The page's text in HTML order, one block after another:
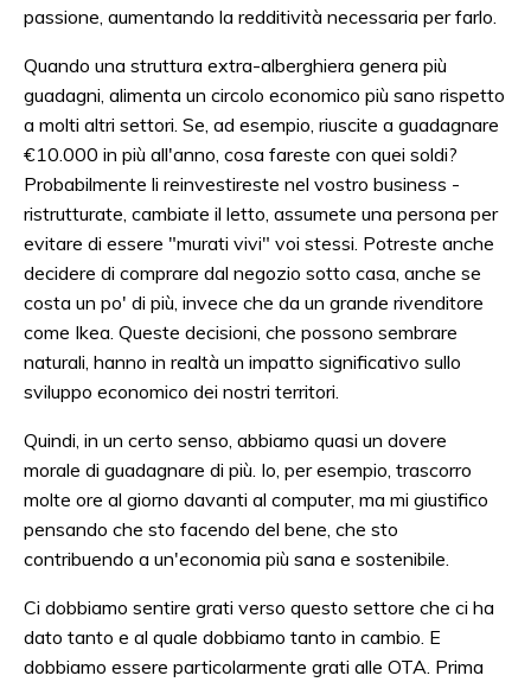
passione, aumentando la redditività necessaria per farlo.
Quando una struttura extra-alberghiera genera più
guadagni, alimenta un circolo economico più sano rispetto
a molti altri settori. Se, ad esempio, riuscite a guadagnare
€10.000 in più all'anno, cosa fareste con quei soldi?
Probabilmente li reinvestireste nel vostro business -
ristrutturate, cambiate il letto, assumete una persona per
evitare di essere "murati vivi" voi stessi. Potreste anche
decidere di comprare dal negozio sotto casa, anche se
costa un po' di più, invece che da un grande rivenditore
come Ikea. Queste decisioni, che possono sembrare
naturali, hanno in realtà un impatto significativo sullo
sviluppo economico dei nostri territori.
Quindi, in un certo senso, abbiamo quasi un dovere
morale di guadagnare di più. Io, per esempio, trascorro
molte ore al giorno davanti al computer, ma mi giustifico
pensando che sto facendo del bene, che sto
contribuendo a un'economia più sana e sostenibile.
Ci dobbiamo sentire grati verso questo settore che ci ha
dato tanto e al quale dobbiamo tanto in cambio. E
dobbiamo essere particolarmente grati alle OTA. Prima